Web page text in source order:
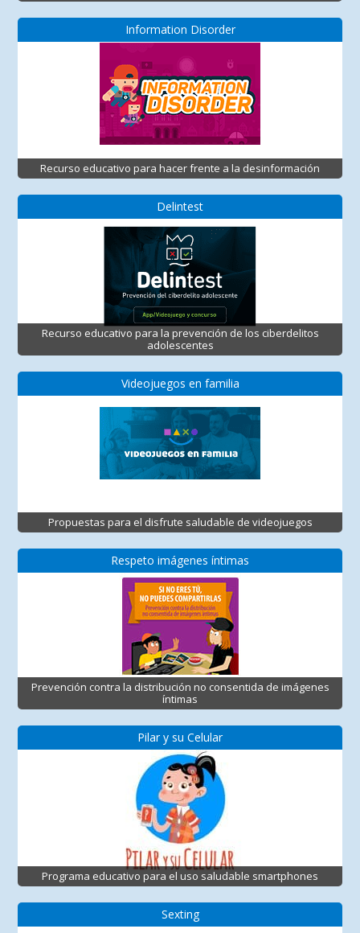
Information Disorder
Recurso educativo para hacer frente a la desinformación
Delintest
Recurso educativo para la prevención de los ciberdelitos
adolescentes
Videojuegos en familia
Propuestas para el disfrute saludable de videojuegos
Respeto imágenes íntimas
Prevención contra la distribución no consentida de imágenes
íntimas
Pilar y su Celular
Programa educativo para el uso saludable smartphones
Sexting